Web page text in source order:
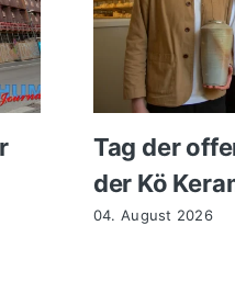
Tag der
der Kö
04. August 2026